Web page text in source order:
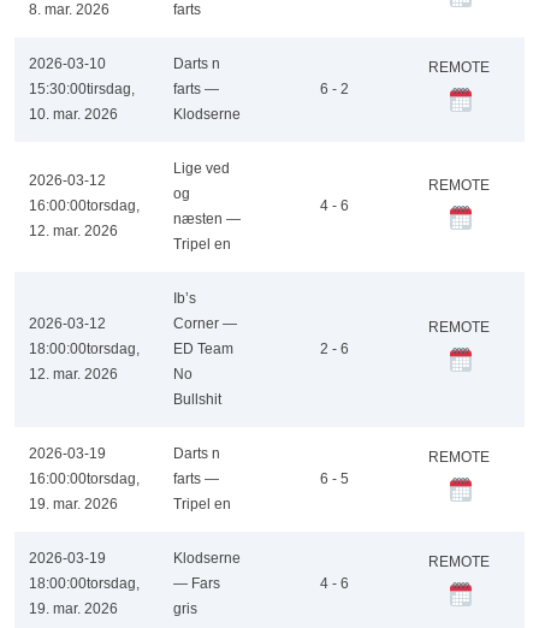
8. mar. 2026
farts
2026-03-10
15:30:00tirsdag,
10. mar. 2026
Darts n
farts —
Klodserne
6 - 2
REMOTE
2026-03-12
16:00:00torsdag,
12. mar. 2026
Lige ved
og
næsten —
Tripel en
4 - 6
REMOTE
2026-03-12
18:00:00torsdag,
12. mar. 2026
Ib’s
Corner —
ED Team
No
Bullshit
2 - 6
REMOTE
2026-03-19
16:00:00torsdag,
19. mar. 2026
Darts n
farts —
Tripel en
6 - 5
REMOTE
2026-03-19
18:00:00torsdag,
19. mar. 2026
Klodserne
— Fars
gris
4 - 6
REMOTE